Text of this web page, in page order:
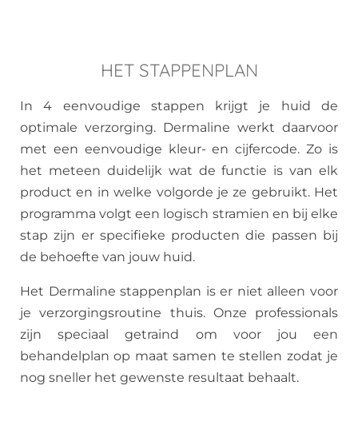
HET STAPPENPLAN
In 4 eenvoudige stappen krijgt je huid de
optimale verzorging. Dermaline werkt daarvoor
met een eenvoudige kleur- en cijfercode. Zo is
het meteen duidelijk wat de functie is van elk
product en in welke volgorde je ze gebruikt. Het
programma volgt een logisch stramien en bij elke
stap zijn er specifieke producten die passen bij
de behoefte van jouw huid.
Het Dermaline stappenplan is er niet alleen voor
je verzorgingsroutine thuis. Onze professionals
zijn speciaal getraind om voor jou een
behandelplan op maat samen te stellen zodat je
nog sneller het gewenste resultaat behaalt.